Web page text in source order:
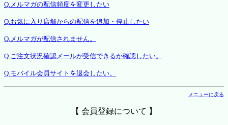
Q.メルマガの配信頻度を変更したい
Q.お気に入り店舗からの配信を追加・停止したい
Q.メルマガが配信されません。
Q.ご注文状況確認メールが受信できるか確認したい。
Q.モバイル会員サイトを退会したい。
メニューに戻る
【 会員登録について 】